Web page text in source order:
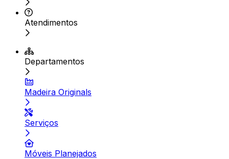
Atendimentos
Departamentos
Madeira Originals
Serviços
Móveis Planejados